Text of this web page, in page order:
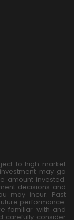
to high market
may go
amount invested.
decisions and
may incur. Past
performance.
familiar with and
carefully consider